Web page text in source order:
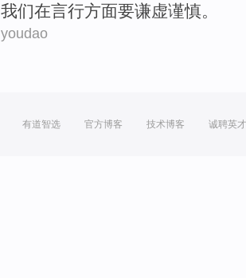
我们在言行方面要谦虚谨慎。
youdao
有道智选 官方博客 技术博客 诚聘英才